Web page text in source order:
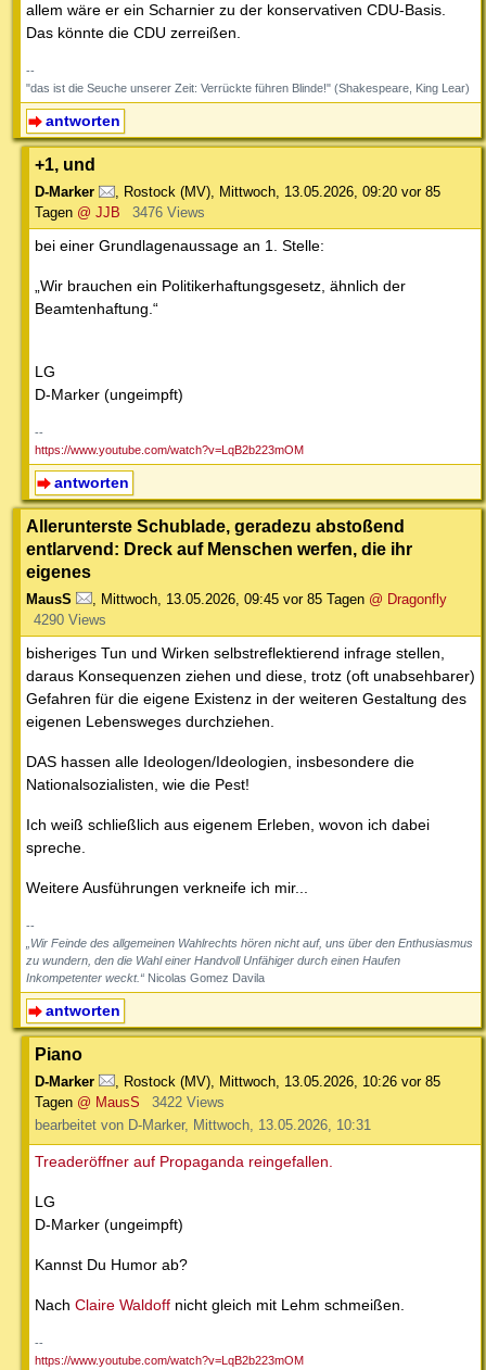
allem wäre er ein Scharnier zu der konservativen CDU-Basis.
Das könnte die CDU zerreißen.
--
"das ist die Seuche unserer Zeit: Verrückte führen Blinde!" (Shakespeare, King Lear)
antworten
+1, und
D-Marker , Rostock (MV), Mittwoch, 13.05.2026, 09:20 vor 85
Tagen @ JJB 3476 Views
bei einer Grundlagenaussage an 1. Stelle:
„Wir brauchen ein Politikerhaftungsgesetz, ähnlich der
Beamtenhaftung.“
LG
D-Marker (ungeimpft)
--
https://www.youtube.com/watch?v=LqB2b223mOM
antworten
Allerunterste Schublade, geradezu abstoßend
entlarvend: Dreck auf Menschen werfen, die ihr
eigenes
MausS Mittwoch, 13.05.2026, 09:45 vor 85 Tagen @ Dragonfly
4290 Views
bisheriges Tun und Wirken selbstreflektierend infrage stellen,
daraus Konsequenzen ziehen und diese, trotz (oft unabsehbarer)
Gefahren für die eigene Existenz in der weiteren Gestaltung des
eigenen Lebensweges durchziehen.
DAS hassen alle Ideologen/Ideologien, insbesondere die
Nationalsozialisten, wie die Pest!
Ich weiß schließlich aus eigenem Erleben, wovon ich dabei
spreche.
Weitere Ausführungen verkneife ich mir...
--
„Wir Feinde des allgemeinen Wahlrechts hören nicht auf, uns über den Enthusiasmus
zu wundern, den die Wahl einer Handvoll Unfähiger durch einen Haufen
Inkompetenter weckt.“ Nicolas Gomez Davila
antworten
Piano
D-Marker Rostock (MV) Mittwoch, 13.05.2026, 10:26 vor 85
Tagen @ MausS
3422 Views
bearbeitet von D-Marker, Mittwoch, 13.05.2026, 10:31
Treaderöffner auf Propaganda reingefallen.
LG
D-Marker (ungeimpft)
Kannst Du Humor ab?
Nach Claire Waldoff nicht gleich mit Lehm schmeißen.
--
https://www.youtube.com/watch?v=LqB2b223mOM